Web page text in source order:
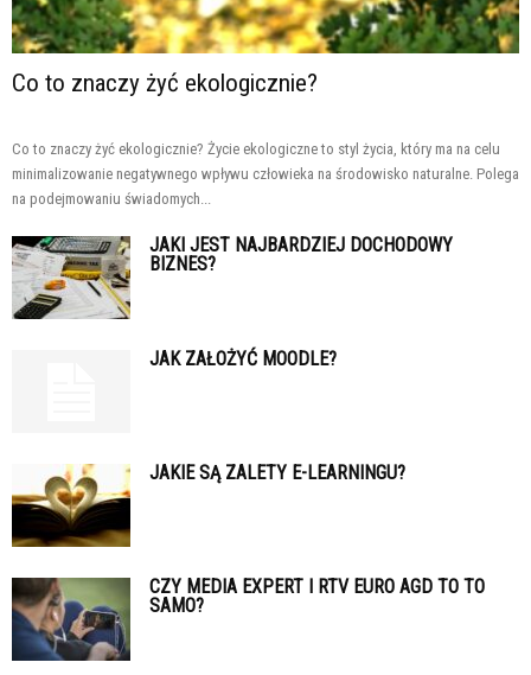
Co to znaczy żyć ekologicznie?
Co to znaczy żyć ekologicznie? Życie ekologiczne to styl życia, który ma na celu
minimalizowanie negatywnego wpływu człowieka na środowisko naturalne. Polega
na podejmowaniu świadomych...
JAKI JEST NAJBARDZIEJ DOCHODOWY
BIZNES?
JAK ZAŁOŻYĆ MOODLE?
JAKIE SĄ ZALETY E-LEARNINGU?
CZY MEDIA EXPERT I RTV EURO AGD TO TO
SAMO?